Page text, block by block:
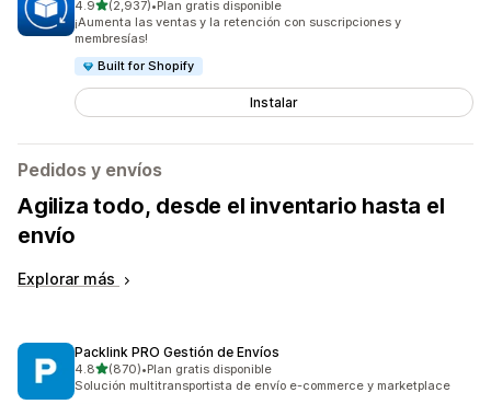
4.9de 5 estrellas
(2,937)
2937 reseñas en total
•Plan gratis disponible
¡Aumenta las ventas y la retención con suscripciones y
membresías!
Built for Shopify
Instalar
Pedidos y envíos
Agiliza todo, desde el inventario hasta el
envío
Explorar más
Packlink PRO Gestión de Envíos
4.8de 5 estrellas
(870)
870 reseñas en total
•Plan gratis disponible
Solución multitransportista de envío e-commerce y marketplace